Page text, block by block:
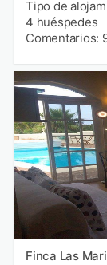
Tipo de
4 huéspedes
Comentarios:
Finca Las